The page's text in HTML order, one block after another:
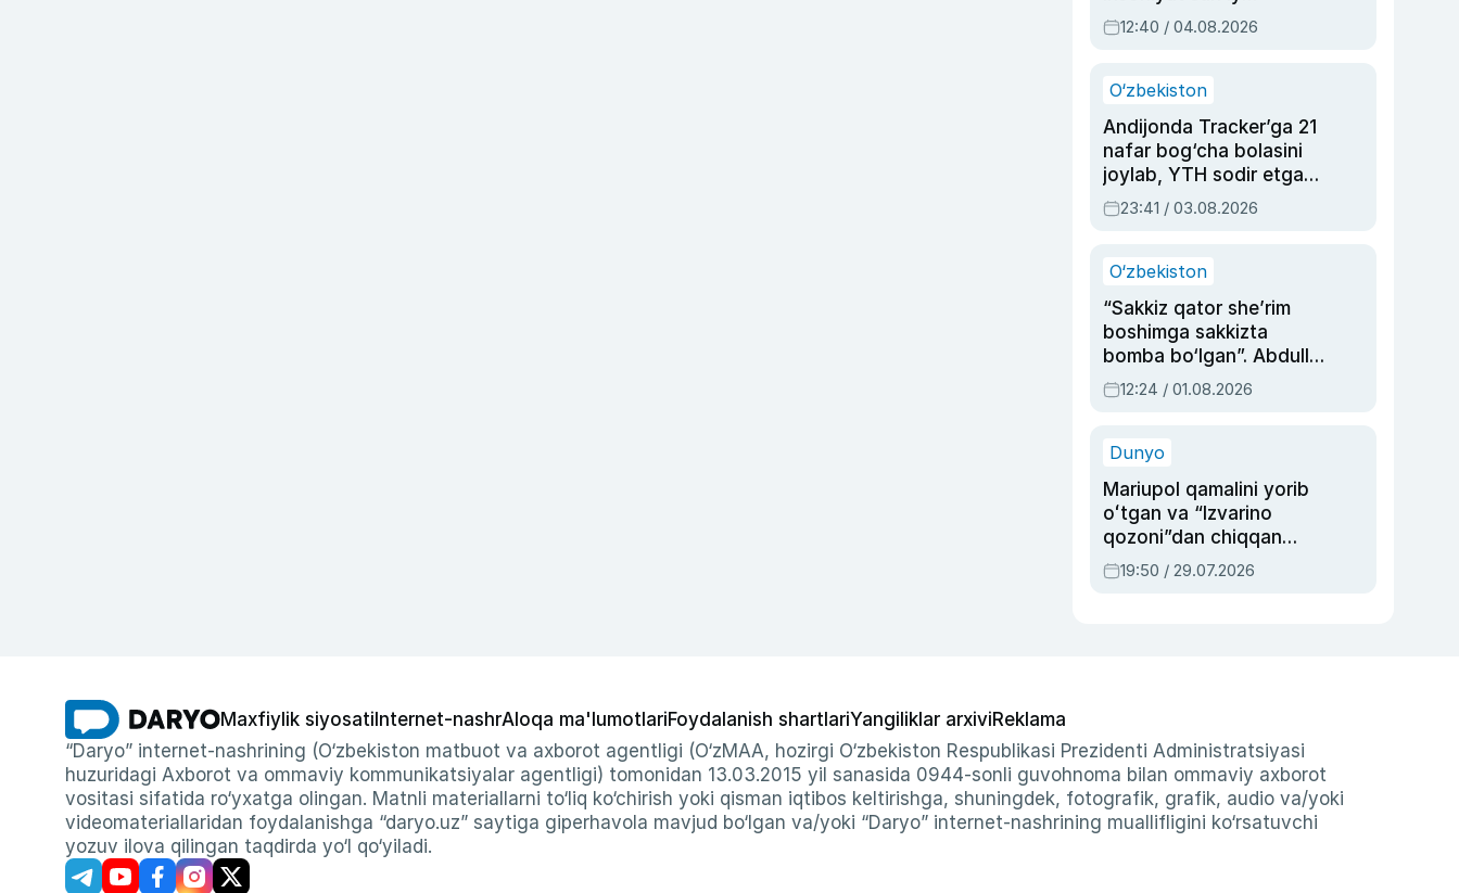
intellektni boshqara
olmay qolishidan xavotir
12:40 / 04.08.2026
O‘zbekiston
Andijonda Tracker’ga 21
nafar bog‘cha bolasini
joylab, YTH sodir etgan
ayolga sud hukmi o‘qildi
23:41 / 03.08.2026
O‘zbekiston
“Sakkiz qator she’rim
boshimga sakkizta
bomba bo‘lgan”. Abdulla
Oripovni siyosiy
ayblovlardan asrab
12:24 / 01.08.2026
Dunyo
Mariupol qamalini yorib
oʻtgan va “Izvarino
qozoni”dan chiqqan
qahramon — Ukraina
armiyasi bosh
19:50 / 29.07.2026
Maxfiylik siyosati Internet-nashrAloqa ma'lumotlariFoydalanish shartlariYangiliklar arxiviReklama
“Daryo” internet-nashrining (O‘zbekiston matbuot va axborot agentligi (O‘zMAA, hozirgi O‘zbekiston Respublikasi Prezidenti Administratsiyasi
huzuridagi Axborot va ommaviy kommunikatsiyalar agentligi) tomonidan 13.03.2015 yil sanasida 0944-sonli guvohnoma bilan ommaviy axborot
vositasi sifatida ro‘yxatga olingan. Matnli materiallarni to‘liq ko‘chirish yoki qisman iqtibos keltirishga, shuningdek, fotografik, grafik, audio va/yoki
videomateriallaridan foydalanishga “daryo.uz” saytiga giperhavola mavjud bo‘lgan va/yoki “Daryo” internet-nashrining muallifligini ko‘rsatuvchi
yozuv ilova qilingan taqdirda yo‘l qo‘yiladi.